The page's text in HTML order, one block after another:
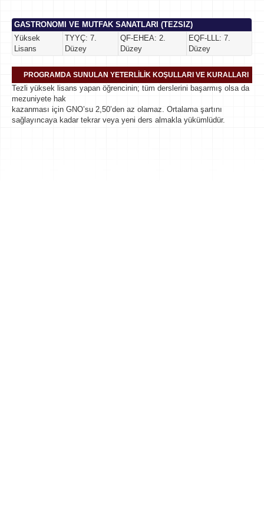
GASTRONOMI VE MUTFAK SANATLARI (TEZSIZ)
Yüksek
Lisans
TYYÇ: 7.
Düzey
QF-EHEA: 2.
Düzey
EQF-LLL: 7.
Düzey
PROGRAMDA SUNULAN YETERLİLİK KOŞULLARI VE KURALLARI
Tezli yüksek lisans yapan öğrencinin; tüm derslerini başarmış olsa da
mezuniyete hak
kazanması için GNO’su 2,50’den az olamaz. Ortalama şartını
sağlayıncaya kadar tekrar veya yeni ders almakla yükümlüdür.